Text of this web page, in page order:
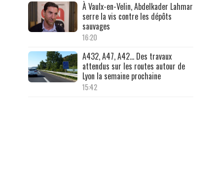
À Vaulx-en-Velin, Abdelkader Lahmar
serre la vis contre les dépôts
sauvages
16:20
A432, A47, A42… Des travaux
attendus sur les routes autour de
Lyon la semaine prochaine
15:42